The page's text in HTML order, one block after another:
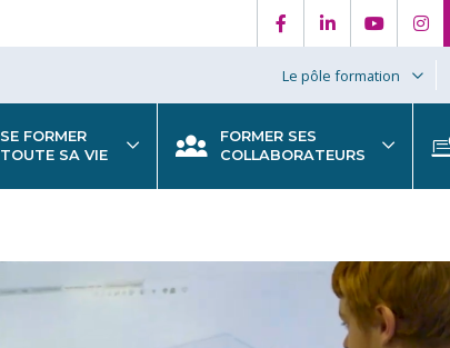
Le pôle formation
SE FORMER
TOUTE SA VIE
FORMER SES
COLLABORATEURS